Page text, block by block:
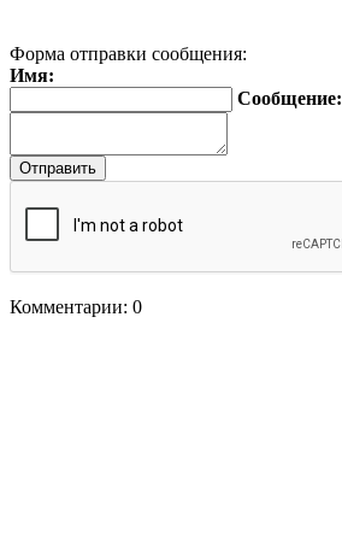
Форма отправки сообщения:
Имя:
Сообщение:
Комментарии: 0